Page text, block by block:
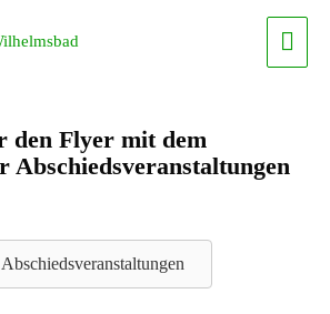
den Flyer mit dem
Abschiedsveranstaltungen